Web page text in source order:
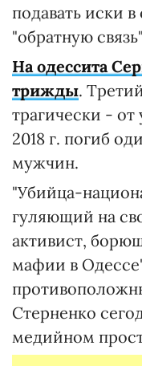
подавать иски
"обратную
На одессита
трижды.
трагически - от
2018 г. погиб
мужчин.
"Убийца-
гуляющий на
активист,
мафии в
Стерненко
медийном